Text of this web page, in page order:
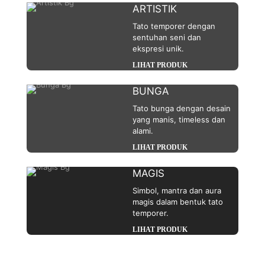
ARTISTIK
Tato temporer dengan
sentuhan seni dan
ekspresi unik.
LIHAT PRODUK
BUNGA
Tato bunga dengan desain
yang manis, timeless dan
alami.
LIHAT PRODUK
MAGIS
Simbol, mantra dan aura
magis dalam bentuk tato
temporer.
LIHAT PRODUK